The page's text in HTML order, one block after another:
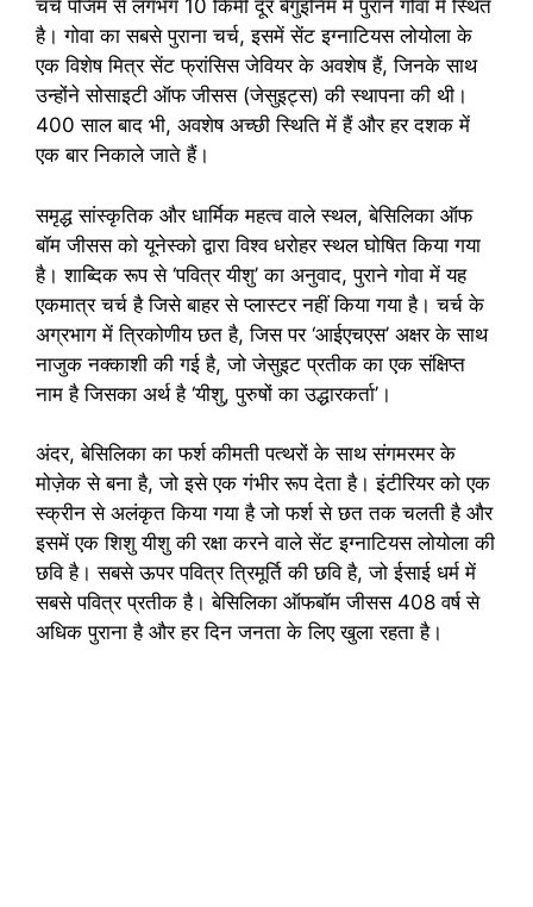
चर्च पंजिम से लगभग 10 किमी दूर बैंगुइनिम में पुराने गोवा में स्थित
है। गोवा का सबसे पुराना चर्च, इसमें सेंट इग्नाटियस लोयोला के
एक विशेष मित्र सेंट फ्रांसिस जेवियर के अवशेष हैं, जिनके साथ
उन्होंने सोसाइटी ऑफ जीसस (जेसुइट्स) की स्थापना की थी।
400 साल बाद भी, अवशेष अच्छी स्थिति में हैं और हर दशक में
एक बार निकाले जाते हैं।
समृद्ध सांस्कृतिक और धार्मिक महत्व वाले स्थल, बेसिलिका ऑफ
बॉम जीसस को यूनेस्को द्वारा विश्व धरोहर स्थल घोषित किया गया
है। शाब्दिक रूप से ‘पवित्र यीशु’ का अनुवाद, पुराने गोवा में यह
एकमात्र चर्च है जिसे बाहर से प्लास्टर नहीं किया गया है। चर्च के
अग्रभाग में त्रिकोणीय छत है, जिस पर ‘आईएचएस’ अक्षर के साथ
नाजुक नक्काशी की गई है, जो जेसुइट प्रतीक का एक संक्षिप्त
नाम है जिसका अर्थ है ‘यीशु, पुरुषों का उद्धारकर्ता’।
अंदर, बेसिलिका का फर्श कीमती पत्थरों के साथ संगमरमर के
मोज़ेक से बना है, जो इसे एक गंभीर रूप देता है। इंटीरियर को एक
स्क्रीन से अलंकृत किया गया है जो फर्श से छत तक चलती है और
इसमें एक शिशु यीशु की रक्षा करने वाले सेंट इग्नाटियस लोयोला की
छवि है। सबसे ऊपर पवित्र त्रिमूर्ति की छवि है, जो ईसाई धर्म में
सबसे पवित्र प्रतीक है। बेसिलिका ऑफबॉम जीसस 408 वर्ष से
अधिक पुराना है और हर दिन जनता के लिए खुला रहता है।